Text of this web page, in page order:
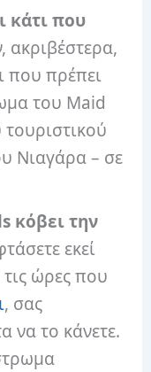
κάτι που
ακριβέστερα,
που πρέπει
του Maid
Νιαγάρα – σε
κόβει την
εκεί
τις ώρες που
, σας
να το κάνετε.